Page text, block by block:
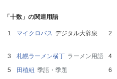
「十数」の関連用語
マイクロバス デジタル大辞泉
札幌ラーメン横丁 ラーメン用語
田植組 季語・季題